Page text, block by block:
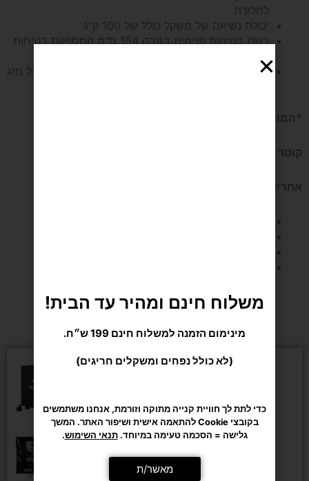
לחלודה
יכולת נשיאה של משקל כולל של 100 ק"ג
רשת בטיחות פנימית בגובה 154 ס"מ המספקת בטיחות
משטח קפיצה מחומר פוליפרופילן בטיחותי ועמיד לכל מזג
*המוצר מגיע ללא סולם.
קוטר 244 ס"מ / 8 פיט.
אחריות :
מומלצים בשבילך
למוצר
זה
סוגים.
ניתן
משלוח חינם ומהיר עד הבית!
מינימום הזמנה למשלוח חינם 199 ש״ח.
(לא כולל נפחים ומשקלים חריגים)
כדי לתת לך חוויית קנייה מתוקה וזורמת, אנחנו משתמשים
בקובצי Cookie להתאמה אישית ושיפור האתר. המשך
גלישה = הסכמה טעימה במיוחד.תנאי השימוש.
מאשר/ת